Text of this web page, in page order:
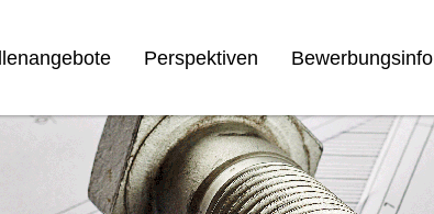
Perspektiven Bewerbungsinfo